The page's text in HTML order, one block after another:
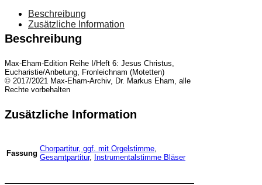
Beschreibung
Zusätzliche Information
Beschreibung
Max-Eham-Edition Reihe I/Heft 6: Jesus Christus,
Eucharistie/Anbetung, Fronleichnam (Motetten)
© 2017/2021 Max-Eham-Archiv, Dr. Markus Eham, alle
Rechte vorbehalten
Zusätzliche Information
Fassung Chorpartitur, ggf. mit Orgelstimme,
Gesamtpartitur, Instrumentalstimme Bläser